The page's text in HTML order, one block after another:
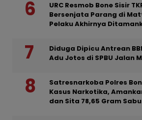
URC Resmob Bone Sisir
Bersenjata Parang di
Pelaku Akhirnya
Diduga Dipicu Antrean
Adu Jotos di SPBU Jalan
Satresnarkoba Polres
Kasus Narkotika,
dan Sita 78,65 Gram Sabu